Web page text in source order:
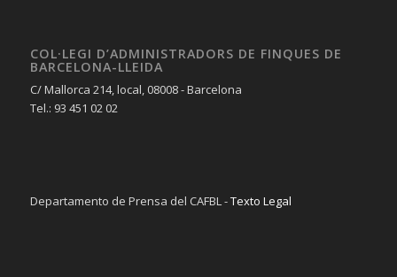
COL·LEGI D’ADMINISTRADORS DE FINQUES DE
BARCELONA-LLEIDA
C/ Mallorca 214, local, 08008 - Barcelona
Tel.: 93 451 02 02
Departamento de Prensa del CAFBL -Texto Legal